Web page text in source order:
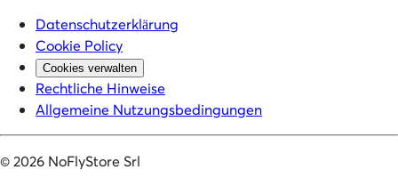
Datenschutzerklärung
Cookie Policy
Cookies verwalten
Rechtliche Hinweise
Allgemeine Nutzungsbedingungen
©2026 NoFlyStore Srl